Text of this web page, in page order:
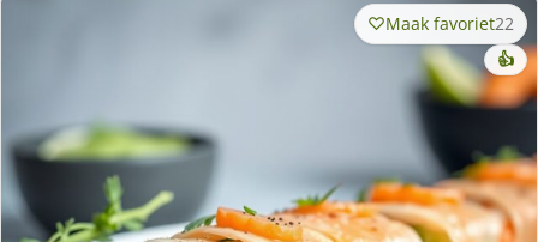
Maak favoriet22
👍